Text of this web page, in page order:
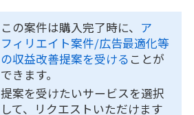
この案件は購入完了時に、 ア
フィリエイト案件/広告最適化等
の収益改善提案を受ける ことが
できます。
提案を受けたいサービスを選択
して、リクエストいただけます